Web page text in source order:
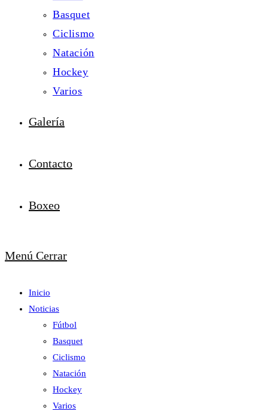
Basquet
Ciclismo
Natación
Hockey
Varios
Galería
Contacto
Boxeo
Menú Cerrar
Inicio
Noticias
Fútbol
Basquet
Ciclismo
Natación
Hockey
Varios